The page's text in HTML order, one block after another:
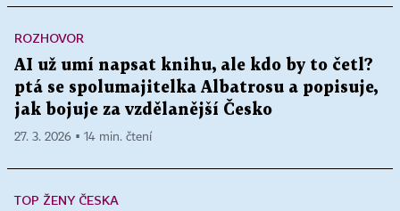
ROZHOVOR
AI už umí napsat knihu, ale kdo by to četl?
ptá se spolumajitelka Albatrosu a popisuje,
jak bojuje za vzdělanější Česko
27. 3. 2026 ▪ 14 min. čtení
TOP ŽENY ČESKA